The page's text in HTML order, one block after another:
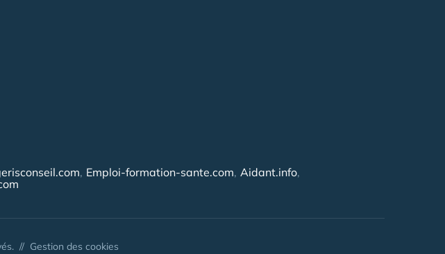
Emploi-formation-sante.com Aidant.info
// Gestion des cookies